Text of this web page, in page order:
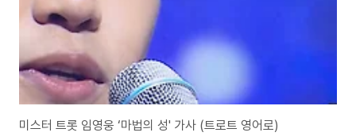
미스터 트롯 임영웅 ‘마법의 성' 가사 (트로트 영어로)